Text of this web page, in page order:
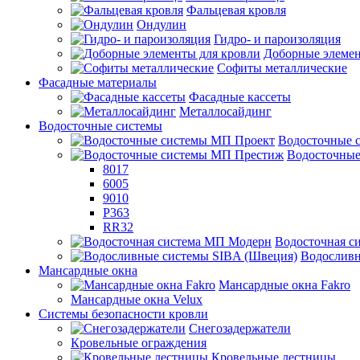
Фальцевая кровля
Ондулин
Гидро- и пароизоляция
Доборные
Софиты металлические
Фасадные материалы
Фасадные кассеты
Металлосайдинг
Водосточные системы
Водосточные
8017
6005
9010
P363
RR32
Водосточная
Мансардные окна
Мансардные окна Fakro
Мансардные окна Velux
Системы безопасности кровли
Снегозадержатели
Кровельные ограждения
Кровельные лестницы